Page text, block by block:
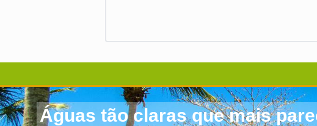
Águas tão claras que mais